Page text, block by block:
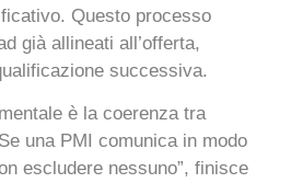
Questo processo
già allineati all’offerta,
successiva.
è la coerenza tra
una PMI comunica in modo
escludere nessuno”, finisce